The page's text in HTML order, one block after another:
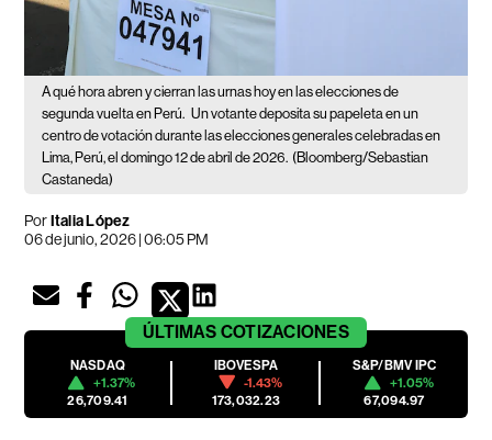
A qué hora abren y cierran las urnas hoy en las elecciones de
segunda vuelta en Perú. Un votante deposita su papeleta en un
centro de votación durante las elecciones generales celebradas en
Lima, Perú, el domingo 12 de abril de 2026. (Bloomberg/Sebastian
Castaneda)
PorItalia López
06 de junio, 2026 | 06:05 PM
ÚLTIMAS COTIZACIONES
NASDAQ
+1.37%
26,709.41
IBOVESPA
-1.43%
173,032.23
S&P/BMV IPC
+1.05%
67,094.97